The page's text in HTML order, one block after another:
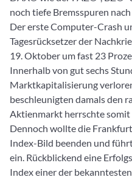
noch tiefe Bremsspuren
Der erste Computer-Crash
Tagesrücksetzer der
19. Oktober um fast 23
Innerhalb von gut sechs
Marktkapitalisierung
beschleunigten damals den
Aktienmarkt herrschte somit
Dennoch wollte die
Index-Bild beenden und
ein. Rückblickend eine
Index einer der